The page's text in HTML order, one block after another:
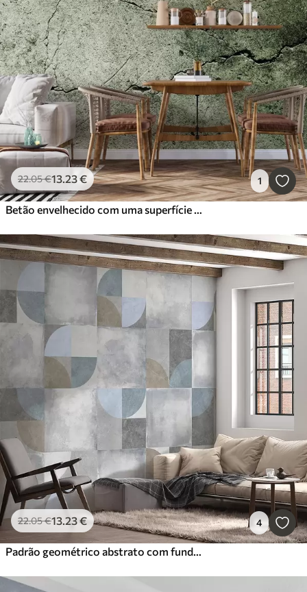
22.05€13.23€ 1
Betão envelhecido com uma superfície fracturada
22.05€13.23€ 4
Padrão geométrico abstrato com fundo de textura de cimento